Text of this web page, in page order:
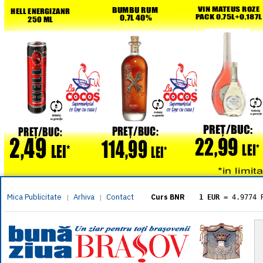
Mica Publicitate | Arhiva | Contact Curs BNR 1 EUR = 4.9774
= 5.8304
1 XAU= 464.4611
1 AED= 1.1933
1 AUD= 2.7957
1 BGN= 2.5449